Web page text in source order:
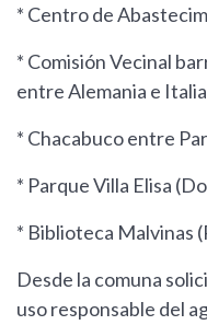
* Centro de
* Comisión Vecinal
entre Alemania e
* Chacabuco entre
* Parque Villa Elisa
* Biblioteca Malvinas
Desde la comuna
uso responsable del